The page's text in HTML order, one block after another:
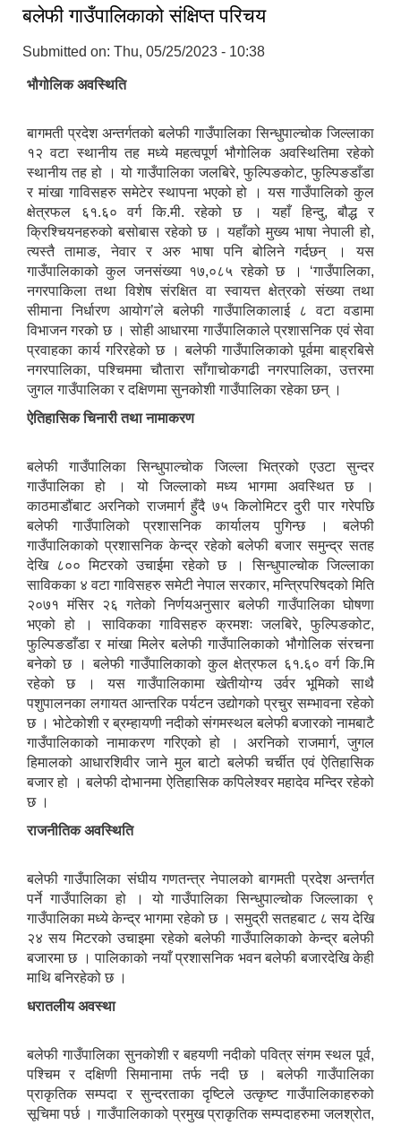
बलेफी गाउँपालिकाको स‍ंक्षिप्त परिचय
Submitted on: Thu, 05/25/2023 - 10:38
भौगोलिक अवस्थिति
बागमती प्रदेश अन्तर्गतको बलेफी गाउँपालिका सिन्धुपाल्चोक जिल्लाका
१२ वटा स्थानीय तह मध्ये महत्वपूर्ण भौगोलिक अवस्थितिमा रहेको
स्थानीय तह हो । यो गाउँपालिका जलबिरे, फुल्पिङकोट, फुल्पिङडाँडा
र मांखा गाविसहरु समेटेर स्थापना भएको हो । यस गाउँपालिको कुल
क्षेत्रफल ६१.६० वर्ग कि.मी. रहेको छ । यहाँ हिन्दु, बौद्ध र
क्रिश्चियनहरुको बसोबास रहेको छ । यहाँको मुख्य भाषा नेपाली हो,
त्यस्तै तामाङ, नेवार र अरु भाषा पनि बोलिने गर्दछन् । यस
गाउँपालिकाको कुल जनसंख्या १७,०८५ रहेको छ । ‘गाउँपालिका,
नगरपाकिला तथा विशेष संरक्षित वा स्वायत्त क्षेत्रको संख्या तथा
सीमाना निर्धारण आयोग’ले बलेफी गाउँपालिकालाई ८ वटा वडामा
विभाजन गरको छ । सोही आधारमा गाउँपालिकाले प्रशासनिक एवं सेवा
प्रवाहका कार्य गरिरहेको छ । बलेफी गाउँपालिकाको पूर्वमा बाह्रबिसे
नगरपालिका, पश्चिममा चौतारा साँगाचोकगढी नगरपालिका, उत्तरमा
जुगल गाउँपालिका र दक्षिणमा सुनकोशी गाउँपालिका रहेका छन् ।
ऐतिहासिक चिनारी तथा नामाकरण
बलेफी गाउँपालिका सिन्धुपाल्चोक जिल्ला भित्रको एउटा सुन्दर
गाउँपालिका हो । यो जिल्लाको मध्य भागमा अवस्थित छ ।
काठमाडौंबाट अरनिको राजमार्ग हुँदै ७५ किलोमिटर दुरी पार गरेपछि
बलेफी गाउँपालिको प्रशासनिक कार्यालय पुगिन्छ । बलेफी
गाउँपालिकाको प्रशासनिक केन्द्र रहेको बलेफी बजार समुन्द्र सतह
देखि ८०० मिटरको उचाईमा रहेको छ । सिन्धुपाल्चोक जिल्लाका
साविकका ४ वटा गाविसहरु समेटी नेपाल सरकार, मन्त्रिपरिषदको मिति
२०७१ मंसिर २६ गतेको निर्णयअनुसार बलेफी गाउँपालिका घोषणा
भएको हो । साविकका गाविसहरु क्रमशः जलबिरे, फुल्पिङकोट,
फुल्पिङडाँडा र मांखा मिलेर बलेफी गाउँपालिकाको भौगोलिक संरचना
बनेको छ । बलेफी गाउँपालिकाको कुल क्षेत्रफल ६१.६० वर्ग कि.मि
रहेको छ । यस गाउँपालिकामा खेतीयोग्य उर्वर भूमिको साथै
पशुपालनका लगायत आन्तरिक पर्यटन उद्योगको प्रचुर सम्भावना रहेको
छ । भोटेकोशी र ब्रम्हायणी नदीको संगमस्थल बलेफी बजारको नामबाटै
गाउँपालिकाको नामाकरण गरिएको हो । अरनिको राजमार्ग, जुगल
हिमालको आधारशिवीर जाने मुल बाटो बलेफी चर्चीत एवं ऐतिहासिक
बजार हो । बलेफी दोभानमा ऐतिहासिक कपिलेश्वर महादेव मन्दिर रहेको
छ ।
राजनीतिक अवस्थिति
बलेफी गाउँपालिका संघीय गणतन्त्र नेपालको बागमती प्रदेश अन्तर्गत
पर्ने गाउँपालिका हो । यो गाउँपालिका सिन्धुपाल्चोक जिल्लाका ९
गाउँपालिका मध्ये केन्द्र भागमा रहेको छ । समुद्री सतहबाट ८ सय देखि
२४ सय मिटरको उचाइमा रहेको बलेफी गाउँपालिकाको केन्द्र बलेफी
बजारमा छ । पालिकाको नयाँ प्रशासनिक भवन बलेफी बजारदेखि केही
माथि बनिरहेको छ ।
धरातलीय अवस्था
बलेफी गाउँपालिका सुनकोशी र बहयणी नदीको पवित्र संगम स्थल पूर्व,
पश्चिम र दक्षिणी सिमानामा तर्फ नदी छ । बलेफी गाउँपालिका
प्राकृतिक सम्पदा र सुन्दरताका दृष्टिले उत्कृष्ट गाउँपालिकाहरुको
सूचिमा पर्छ । गाउँपालिकाको प्रमुख प्राकृतिक सम्पदाहरुमा जलश्रोत,